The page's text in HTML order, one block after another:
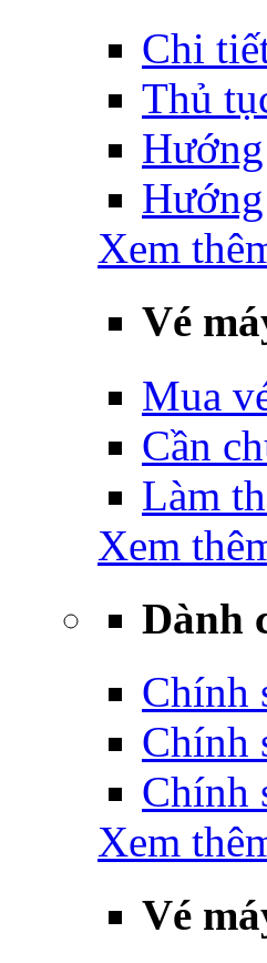
Chi
Thủ
Xem
Vé
Mua
Cần
Làm
Xem
Dành
Chính
Chính
Chính
Xem
Vé